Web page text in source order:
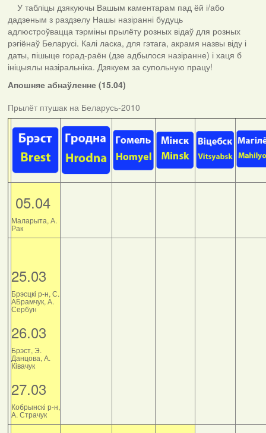
У табліцы дзякуючы Вашым каментарам пад ёй і/або
дадзеным з раздзелу Нашы назіранні будуць
адлюстроўвацца тэрміны прылёту розных відаў для розных
рэгіёнаў Беларусі. Калі ласка, для гэтага, акрамя назвы віду і
даты, пішыце горад-раён (дзе адбылося назіранне) і хаця б
ініцыялы назіральніка. Дзякуем за супольную працу!
Апошняе абнаўленне (15.04)
Прылёт птушак на Беларусь-2010
05.04
Маларыта, А.
Рак
25.03
Брэсцкі р-н, С.
АБрамчук, А.
Сербун
26.03
Брэст, Э.
Данцова, А.
Ківачук
27.03
Кобрынскі р-н,
А. Страчук